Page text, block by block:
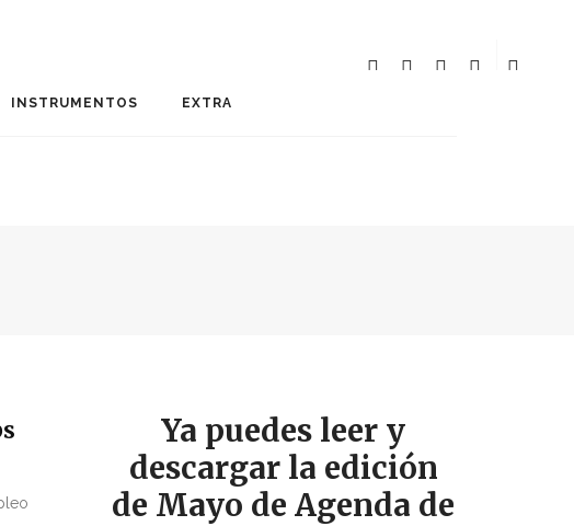
INSTRUMENTOS EXTRA
Ya puedes leer y
descargar la edición
de Mayo de Agenda de